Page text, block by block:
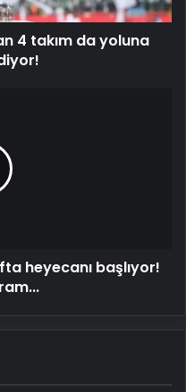
4 takım da yoluna
heyecanı başlıyor!